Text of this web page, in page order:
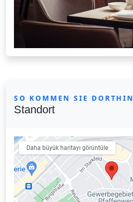
SO KOMMEN SIE DORTHIN
Standort